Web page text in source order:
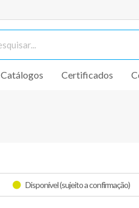
Catálogos Certificados
Disponível (sujeito a confirmação)